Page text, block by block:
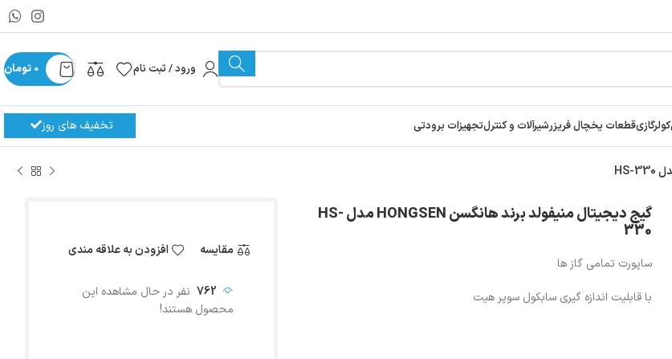
ورود / ثبت نام 0 تومان
کولرگازیقطعات یخچال فریزرشیرآلات و کنترلتجهیزات برودتی تخفیف های روز
گیج دیجیتال منیفولد برند هانگسن HONGSEN مدل HS-
330
ساپورت تمامی گاز ها
با قابلیت اندازه گیری سابکول سوپر هیت
مقایسه افزودن به علاقه مندی
762 نفر در حال مشاهده این
محصول هستند!